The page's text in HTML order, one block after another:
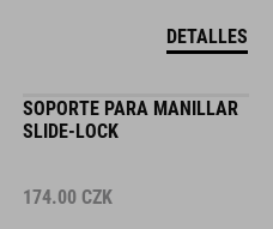
DETALLES
SOPORTE PARA MANILLAR
SLIDE-LOCK
174.00 CZK